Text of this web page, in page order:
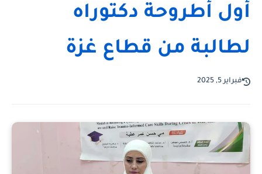
أول أطروحة دكتوراه
لطالبة من قطاع غزة
فبراير 5, 2025